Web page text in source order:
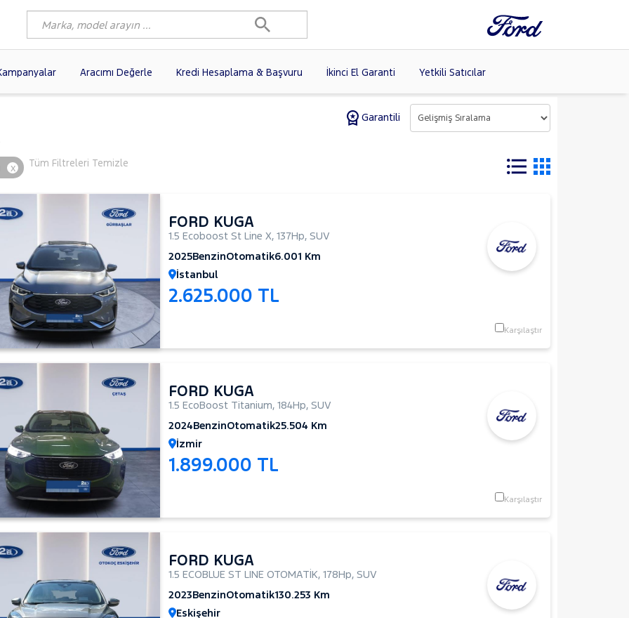
Aracımı Değerle Kredi Hesaplama & Başvuru İkinci El Garanti Yetkili Satıcılar
(20) DACIA
Garantili
Tüm Filtreleri Temizle
x
FORD KUGA
1.5 Ecoboost St Line X, 137Hp, SUV
2025BenzinOtomatik6.001 Km
İstanbul
2.625.000 TL
Karşılaştır
FORD KUGA
1.5 EcoBoost Titanium, 184Hp, SUV
2024BenzinOtomatik25.504 Km
İzmir
1.899.000 TL
Karşılaştır
FORD KUGA
1.5 ECOBLUE ST LINE OTOMATİK, 178Hp, SUV
2023BenzinOtomatik130.253 Km
Eskişehir